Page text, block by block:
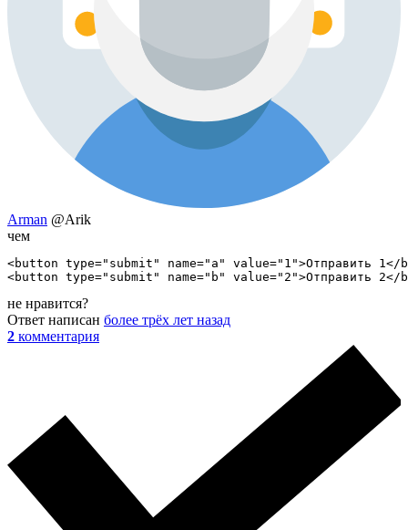
Arman @Arik
чем
<button type="submit" name="a" value="1">Отправить 1</
<button type="submit" name="b" value="2">Отправить 2</
не нравится?
Ответ написан более трёх лет назад
2 комментария